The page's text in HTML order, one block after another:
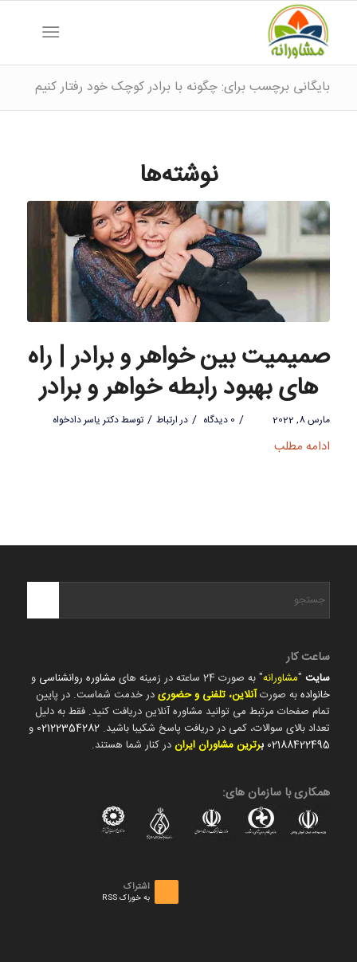
بایگانی برچسب برای: چگونه با برادر کوچک خود رفتار کنیم
نوشته‌ها
صمیمیت بین خواهر و برادر | راه
های بهبود رابطه خواهر و برادر
مارس 8, 2022 / 0 دیدگاه / در ارتباط / توسطدکتر یاسر دادخواه
ادامه مطلب
ساعت کار
سایت"مشاورانه" به صورت 24 ساعته در زمینه های مشاوره روانشناسی و
خانوادهبه صورتآنلاین، تلفنی و حضوریدر خدمت شماست. در پایین
تمام صفحات مرتبط می توانید مشاوره آنلاین دریافت کنید. فقط به دلیل
تعداد بالای سوالات، کمی در دریافت پاسخ شکیبا باشید. 02122354282 و
02188422495 برترین مشاوران ایراندر کنار شما هستند.
همکاری با سازمان های:
اشتراک
به خوراک RSS